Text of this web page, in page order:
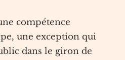
compétence
une exception qui
dans le giron de